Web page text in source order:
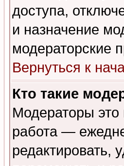
доступа,
и назначение
модераторские
Вернуться к
Кто такие
Модераторы это
работа —
редактировать,